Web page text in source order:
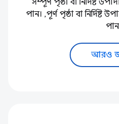
সম্পূর্ণ পৃষ্ঠা বা নির্দিষ্ট
পান। ,পূর্ণ পৃষ্ঠা বা নির্দিষ্ট
আরও